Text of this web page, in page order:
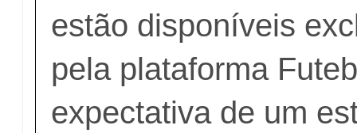
estão disponíveis
pela plataforma
expectativa de um